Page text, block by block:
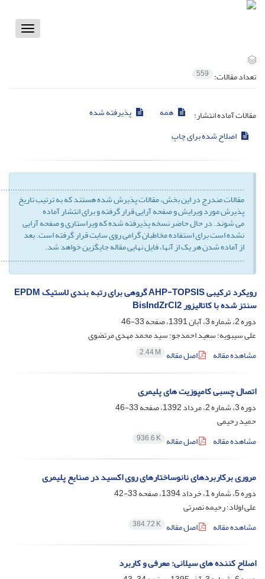
Toggle
تعداد مقالات: 559
مقالات آماده انتشار: همه
پذیرفته شده
اصلاح شده برای چاپ
مقالات مندرج در این بخش، مقالات پذیرش شده هستند که به ترتیب تاریخ
پذیرش مورد ویرایش و صفحه آرایی قرار گرفته و برای انتشار آماده
می شوند. در حال حاضر نسخه پذیرفته شده که ویراستاری و صفحه آرایی
نشده است برای استفاده مخاطبان گرامی روی سایت قرار گرفته است. بعد
از آماده شدن هر یک از آنها، فایل نهایی مقاله جایگزین خواهد شد.
رویکرد ترکیبی AHP-TOPSIS گروهی برای رتبه بندی لاستیک EPDM
سنتز شده با کاتالیزور BisIndZrCl2
دوره 2، شماره 3، آبان 1391، صفحه
33-46
علی‌ سیبویه؛ سعید احمدجو؛ سید محمد مهدی مرتضوی
مشاهده مقاله
اصل مقاله 2.44 M
اتصال چسبی کامپوزیت های پلیمری
دوره 3، شماره 2، مرداد 1392، صفحه
33-46
حمید رحیمی
مشاهده مقاله
اصل مقاله 936.6 K
مروری برکاربردهای نانوساختارهای روی اکسید در صنایع پلیمری
دوره 5، شماره 1، خرداد 1394، صفحه
33-42
علی اولاد؛ رحیمه نصرتی
مشاهده مقاله
اصل مقاله 384.72 K
اصلاح کننده های سیلانی: معرفی و کاربرد